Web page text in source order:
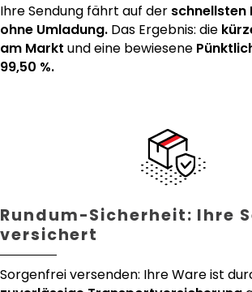
Ihre Sendung fährt auf der schnellsten
ohne Umladung. Das Ergebnis: die
am Markt und eine bewiesene
99,50 %.
Rundum-Sicherheit: Ihre
versichert
Sorgenfrei versenden: Ihre Ware ist